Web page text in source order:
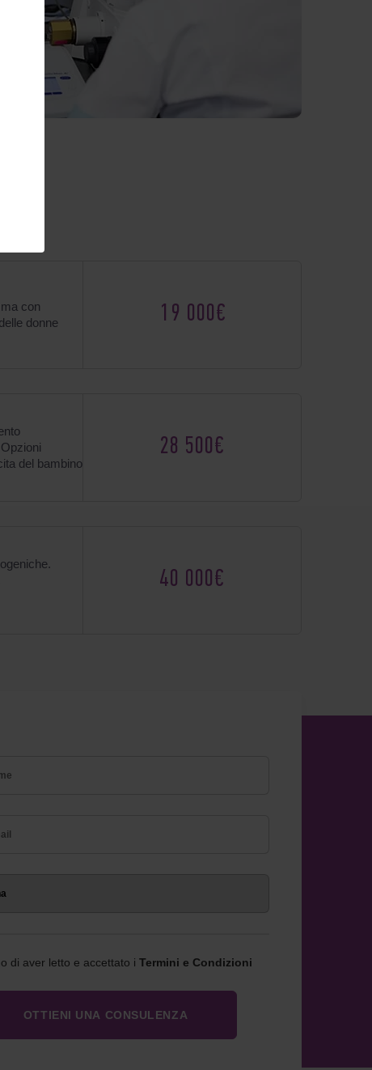
con
donne
19 000€
del bambino
28 500€
40 000€
di aver letto e accettato i Termini e Condizioni